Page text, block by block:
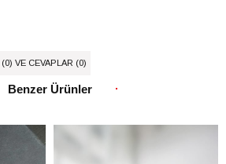
VE CEVAPLAR (0)
Benzer Ürünler